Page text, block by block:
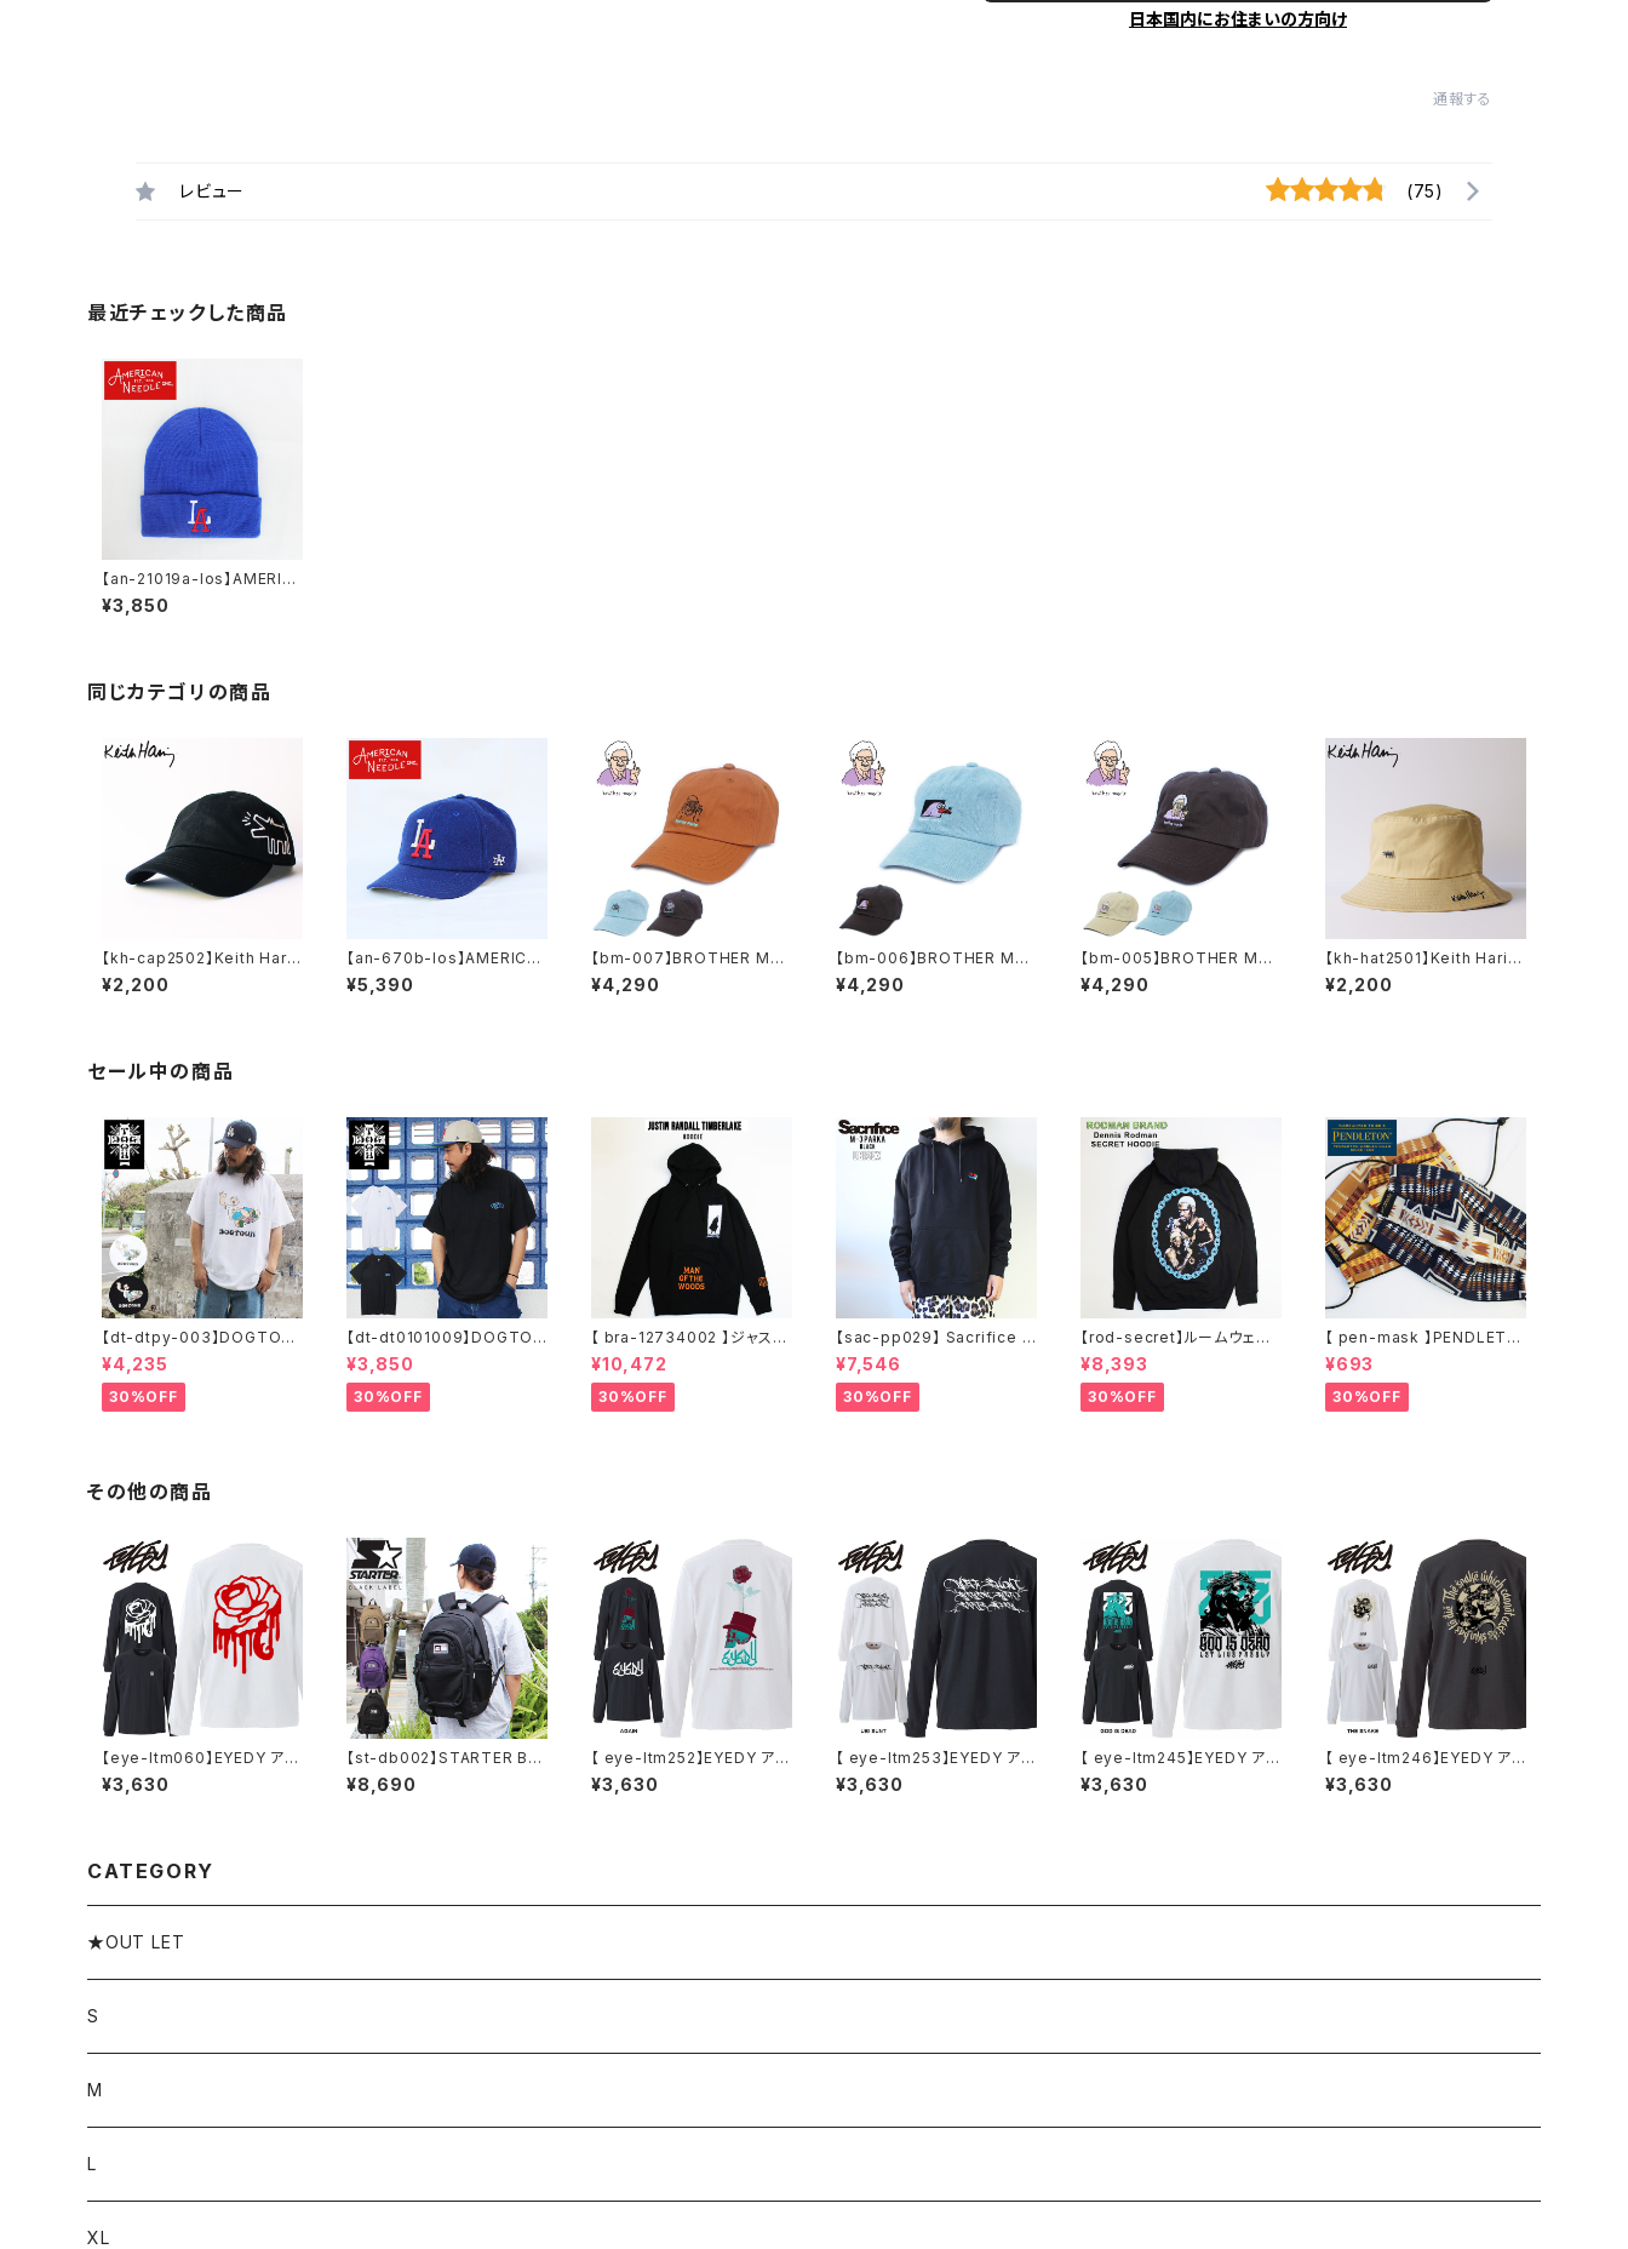
日本国内にお住まいの方向け
通報する
レビュー (75)
最近チェックした商品
【an-21019a-los】AMERIC
AN NEEDLE アメリカンニー
ドル ニットキャップ ニット帽 M
¥3,850
同じカテゴリの商品
【kh-cap2502】Keith Harin
g キースヘリング アート 刺繍
アート ローキャップ 帽子 メン
ブラック アウトドア 人気 ブラ
ンド 中学生 高校生 大人
¥2,200
【an-670b-los】AMERICA
N NEEDLE アメリカンニード
ル MINOR LEAGUE BASEB
¥5,390
【bm-007】BROTHER MER
LE ( ブラザーマール ) ブラザ
ーマール キャップ Reggie e
¥4,290
【bm-006】BROTHER MER
LE ( ブラザーマール ) ブラザ
ーマール キャップ Bird emb
¥4,290
【bm-005】BROTHER MER
LE ( ブラザーマール ) ブラザ
ーマール キャップ BROTHER
¥4,290
【kh-hat2501】Keith Harin
g キースヘリング アートロゴ
メタルバッジ バケットハット メ
¥2,200
セール中の商品
【dt-dtpy-003】DOGTOW
N ドッグタウン POPEYE SK
ATE S/S T-SHIRTS ポパイ
半袖 ショートスリーブT 大き
いサイズ 半袖 M L XL 大きめ
¥4,235
30%OFF
【dt-dt0101009】DOGTO
WN ドッグタウン D.T.S. PO
CKET S/S T-SHIRTS 半袖
ショートスリーブT 大きいサイ
ズ 半袖 M L XL 大きめ デザ
¥3,850
30%OFF
【 bra-12734002 】ジャステ
ィンティンバーレイク Justin
Randall Timberlake MAN
OF THE WOODS パーカー
フーディー アーティスト スウ
¥10,472
30%OFF
【sac-pp029】 Sacrifice サ
クリファイス 大きいサイズ メ
ンズ ユニセックス スウェット
パーカー 窓グラフィック 長袖
M L XL XXL 2L 大きめ 長袖
¥7,546
30%OFF
【rod-secret】ルームウェア
フーディー アーティスト バン
ド アウトドア RODMAN BRA
ND ロッドマンブランド Denn
is Rodman RODAMAN SE
¥8,393
30%OFF
【 pen-mask 】PENDLETO
N ペンドルトン ファッション
マスク アウトドア フリーサイ
ズ アウトドア 通勤 通学 通気
性 マスク 乾燥しない 蒸れな
¥693
30%OFF
その他の商品
【eye-ltm060】EYEDY アイ
ディー 大きいサイズ メンズ ロ
ングtシャツ ロンt SAGROSE
¥3,630
【st-db002】STARTER BL
ACK LABEL (スターターブラ
ックレーベル) メッシュポケッ
¥8,690
【 eye-ltm252】EYEDY アイ
ディー 大きいサイズ メンズ ロ
ングTシャツ AGAIN ロンT
¥3,630
【 eye-ltm253】EYEDY アイ
ディー 大きいサイズ メンズ ロ
ングTシャツ UBI SUNT ロン
¥3,630
【 eye-ltm245】EYEDY アイ
ディー 大きいサイズ メンズ ロ
ングTシャツ GOD IS DEAD
¥3,630
【 eye-ltm246】EYEDY アイ
ディー 大きいサイズ メンズ ロ
ングTシャツ THE SNAKE ロ
¥3,630
CATEGORY
★OUT LET
S
M
L
XL